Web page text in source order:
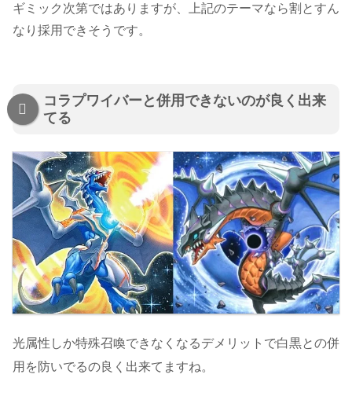
ギミック次第ではありますが、上記のテーマなら割とすん
なり採用できそうです。
コラプワイバーと併用できないのが良く出来
てる
光属性しか特殊召喚できなくなるデメリットで白黒との併
用を防いでるの良く出来てますね。